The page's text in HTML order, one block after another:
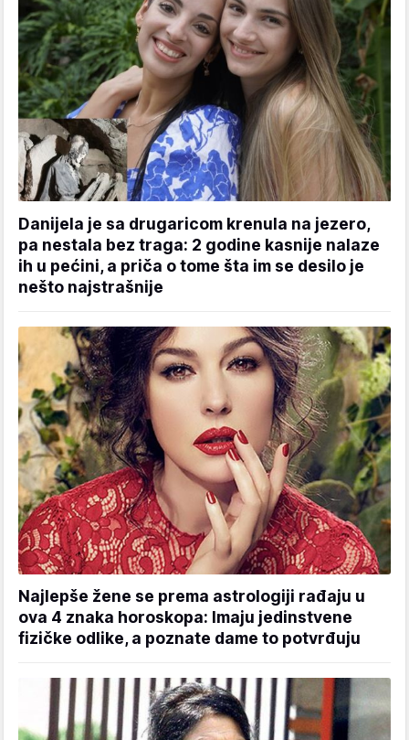
Danijela je sa drugaricom krenula na jezero,
pa nestala bez traga: 2 godine kasnije nalaze
ih u pećini, a priča o tome šta im se desilo je
nešto najstrašnije
Najlepše žene se prema astrologiji rađaju u
ova 4 znaka horoskopa: Imaju jedinstvene
fizičke odlike, a poznate dame to potvrđuju